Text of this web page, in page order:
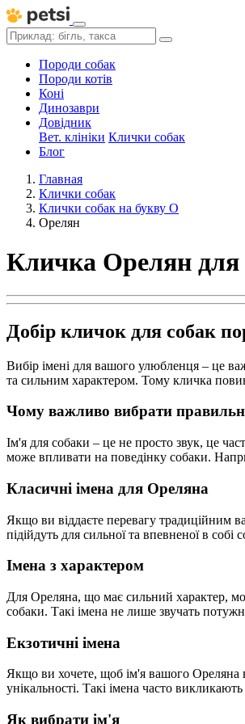
Породи собак
Породи котів
Коні
Динозаври
Довідник
Вет. клініки Клички собак
Блог
Главная
Клички собак
Клички собак на букву О
Орелян
Кличка Орелян для
Добір кличок для собак
Вибір імені для вашого улюбленця – це
та сильним характером. Тому кличка
Чому важливо вибрати
Ім'я для собаки – це не просто звук, це
може впливати на поведінку собаки.
Класичні імена для Ореляна
Якщо ви віддаєте перевагу традиційним
підійдуть для сильної та впевненої в
Імена з характером
Для Ореляна, що має сильний характер,
собаки. Такі імена не лише звучать
Екзотичні імена
Якщо ви хочете, щоб ім'я вашого Ореляна
унікальності. Такі імена часто
Як вибрати ім'я